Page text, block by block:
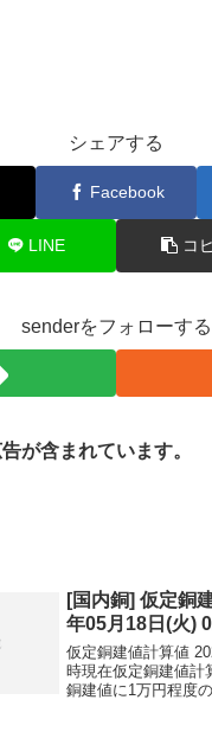
シェアする
Facebook
LINE コ
senderをフォローする
が含まれています。
[国内銅] 仮定銅
年05月18日(火)
仮定銅建値計算値
時現在仮定銅建値計
銅建値に1万円程度